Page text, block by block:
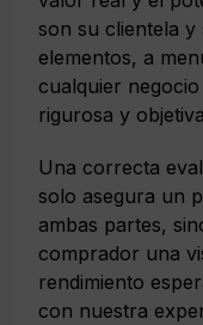
son su clientela
elementos, a
cualquier
rigurosa y
Una correcta
solo asegura un
ambas partes,
comprador una
rendimiento
con nuestra